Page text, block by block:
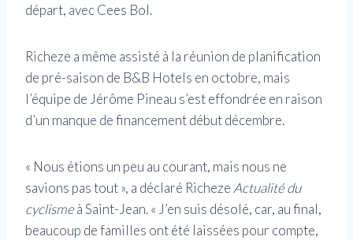
départ, avec Cees Bol.
Richeze a même assisté à la réunion de planification
de pré-saison de B&B Hotels en octobre, mais
l’équipe de Jérôme Pineau s’est effondrée en raison
d’un manque de financement début décembre.
« Nous étions un peu au courant, mais nous ne
savions pas tout », a déclaré Richeze Actualité du
cyclismeà Saint-Jean. « J’en suis désolé, car, au final,
beaucoup de familles ont été laissées pour compte,